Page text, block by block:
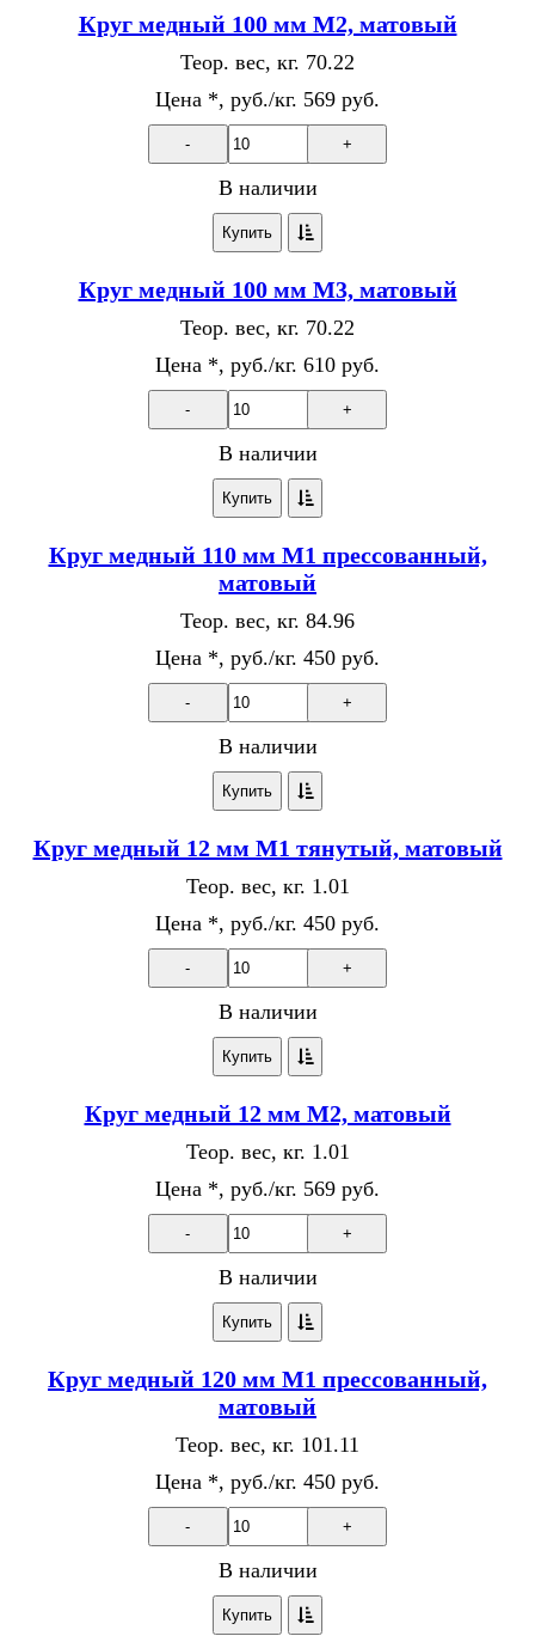
Круг медный 100 мм М2, матовый
Теор. вес, кг. 70.22
Цена *, руб./кг. 569 руб.
- +
В наличии
Купить
Круг медный 100 мм М3, матовый
Теор. вес, кг. 70.22
Цена *, руб./кг. 610 руб.
- +
В наличии
Купить
Круг медный 110 мм М1 прессованный,
матовый
Теор. вес, кг. 84.96
Цена *, руб./кг. 450 руб.
- +
В наличии
Купить
Круг медный 12 мм М1 тянутый, матовый
Теор. вес, кг. 1.01
Цена *, руб./кг. 450 руб.
- +
В наличии
Купить
Круг медный 12 мм М2, матовый
Теор. вес, кг. 1.01
Цена *, руб./кг. 569 руб.
- +
В наличии
Купить
Круг медный 120 мм М1 прессованный,
матовый
Теор. вес, кг. 101.11
Цена *, руб./кг. 450 руб.
- +
В наличии
Купить